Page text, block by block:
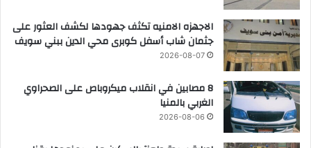
الاجهزه الامنيه تكثف جهودها لكشف العثور على
جثمان شاب أسفل كوبرى محي الدين ببني سويف
2026-08-07
8 مصابين في انقلاب ميكروباص على الصحراوي
الغربي بالمنيا
2026-08-06